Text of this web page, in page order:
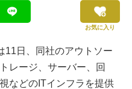
お気に入り
11日、同社のアウトソー
レージ、サーバー、回
などのITインフラを提供